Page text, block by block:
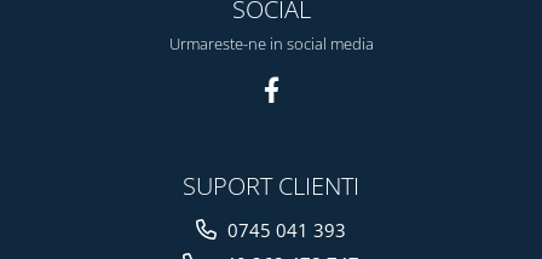
SOCIAL
Urmareste-ne in social media
SUPORT CLIENTI
0745 041 393